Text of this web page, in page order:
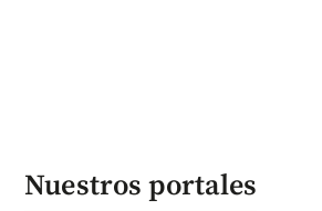
Nuestros portales